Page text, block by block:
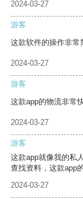
2024-03-27
游客
这款软件的操作非常
2024-03-27
游客
这款app的物流非常
2024-03-27
游客
这款app就像我的私
查找资料，这款app
2024-03-27